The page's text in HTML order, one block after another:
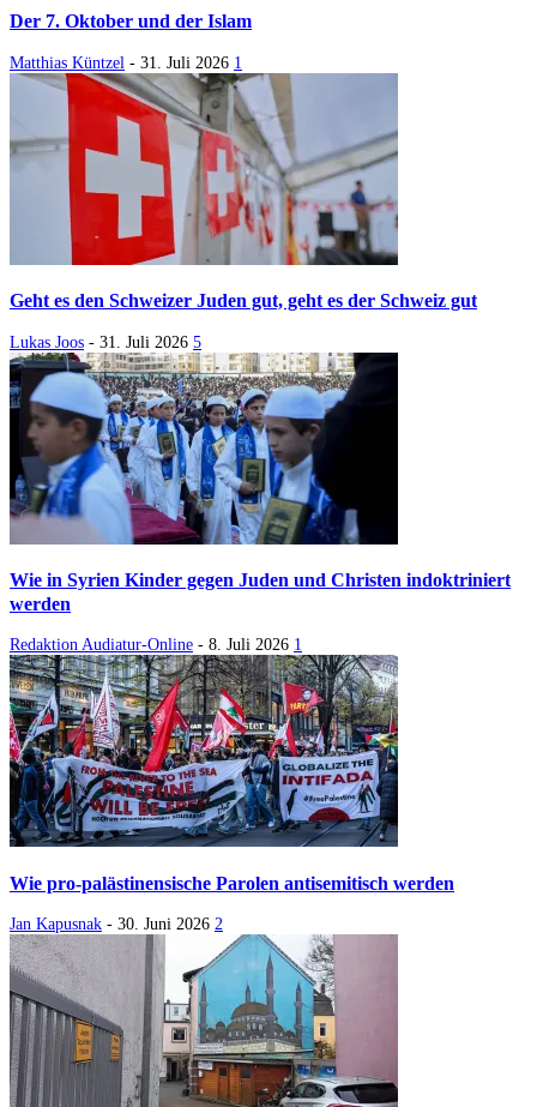
Der 7. Oktober und der Islam
Matthias Küntzel - 31. Juli 2026 1
Geht es den Schweizer Juden gut, geht es der Schweiz gut
Lukas Joos - 31. Juli 2026 5
Wie in Syrien Kinder gegen Juden und Christen indoktriniert
werden
Redaktion Audiatur-Online - 8. Juli 2026 1
Wie pro-palästinensische Parolen antisemitisch werden
Jan Kapusnak - 30. Juni 2026 2